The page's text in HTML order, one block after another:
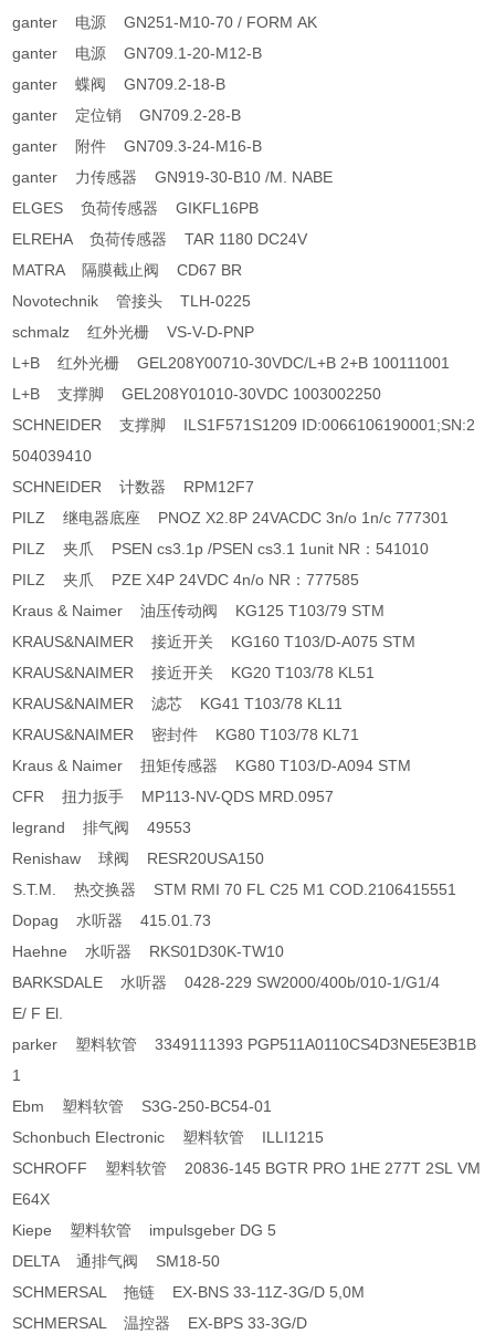
ganter 电源 GN251-M10-70 / FORM AK
ganter 电源 GN709.1-20-M12-B
ganter 蝶阀 GN709.2-18-B
ganter 定位销 GN709.2-28-B
ganter 附件 GN709.3-24-M16-B
ganter 力传感器 GN919-30-B10 /M. NABE
ELGES 负荷传感器 GIKFL16PB
ELREHA 负荷传感器 TAR 1180 DC24V
MATRA 隔膜截止阀 CD67 BR
Novotechnik 管接头 TLH-0225
schmalz 红外光栅 VS-V-D-PNP
L+B 红外光栅 GEL208Y00710-30VDC/L+B 2+B 100111001
L+B 支撑脚 GEL208Y01010-30VDC 1003002250
SCHNEIDER 支撑脚 ILS1F571S1209 ID:0066106190001;SN:2
504039410
SCHNEIDER 计数器 RPM12F7
PILZ 继电器底座 PNOZ X2.8P 24VACDC 3n/o 1n/c 777301
PILZ 夹爪 PSEN cs3.1p /PSEN cs3.1 1unit NR：541010
PILZ 夹爪 PZE X4P 24VDC 4n/o NR：777585
Kraus & Naimer 油压传动阀 KG125 T103/79 STM
KRAUS&NAIMER 接近开关 KG160 T103/D-A075 STM
KRAUS&NAIMER 接近开关 KG20 T103/78 KL51
KRAUS&NAIMER 滤芯 KG41 T103/78 KL11
KRAUS&NAIMER 密封件 KG80 T103/78 KL71
Kraus & Naimer 扭矩传感器 KG80 T103/D-A094 STM
CFR 扭力扳手 MP113-NV-QDS MRD.0957
legrand 排气阀 49553
Renishaw 球阀 RESR20USA150
S.T.M. 热交换器 STM RMI 70 FL C25 M1 COD.2106415551
Dopag 水听器 415.01.73
Haehne 水听器 RKS01D30K-TW10
BARKSDALE 水听器 0428-229 SW2000/400b/010-1/G1/4
E/ F El.
parker 塑料软管 3349111393 PGP511A0110CS4D3NE5E3B1B
1
Ebm 塑料软管 S3G-250-BC54-01
Schonbuch EIectronic 塑料软管 ILLI1215
SCHROFF 塑料软管 20836-145 BGTR PRO 1HE 277T 2SL VM
E64X
Kiepe 塑料软管 impulsgeber DG 5
DELTA 通排气阀 SM18-50
SCHMERSAL 拖链 EX-BNS 33-11Z-3G/D 5,0M
SCHMERSAL 温控器 EX-BPS 33-3G/D